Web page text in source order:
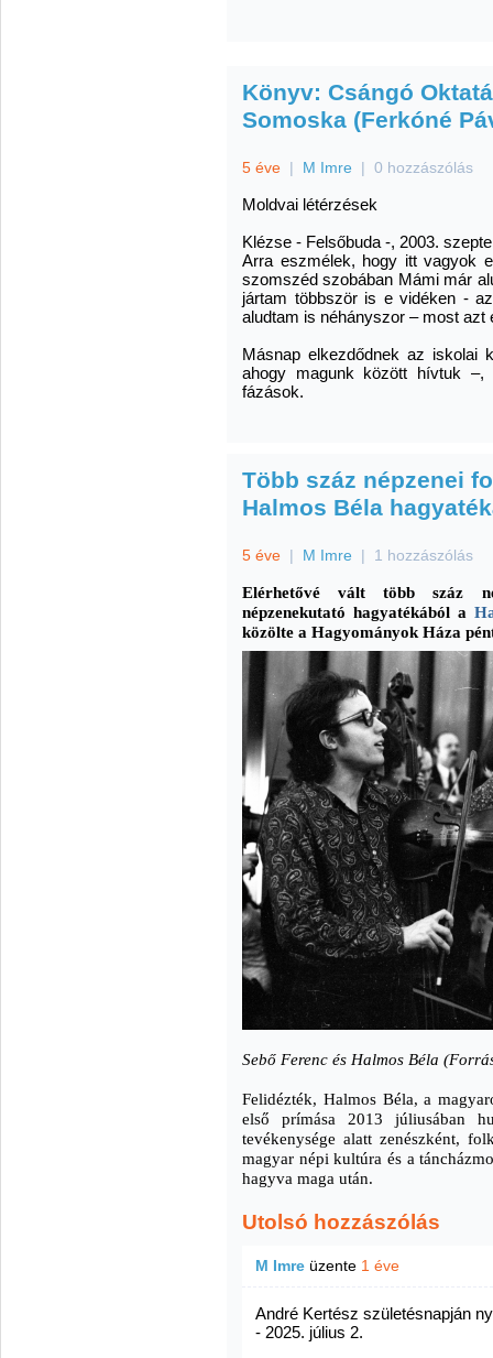
Könyv: Csángó
Somoska (Ferkóné
5 éve | M Imre | 0 hozzászólás
Moldvai létérzések
Klézse - Felsőbuda -, 2003.
Arra eszmélek, hogy itt vagyok
szom­széd szobában Mámi már
jártam többször is e vi­déken -
aludtam is néhányszor – most azt
Másnap elkezdődnek az iskolai
ahogy magunk között hívtuk
fázások.
Több száz népzenei
Halmos Béla
5 éve | M Imre | 1 hozzászólás
Elérhetővé vált több száz
népzenekutató hagyatékából a
közölte a Hagyományok Háza
Sebő Ferenc és Halmos Béla
Felidézték, Halmos Béla, a
első prímása 2013 júliusában
tevékenysége alatt zenészként,
magyar népi kultúra és a
hagyva maga után.
Utolsó hozzászólás
M Imre üzente 1 éve
André Kertész születésnapján
- 2025. július 2.